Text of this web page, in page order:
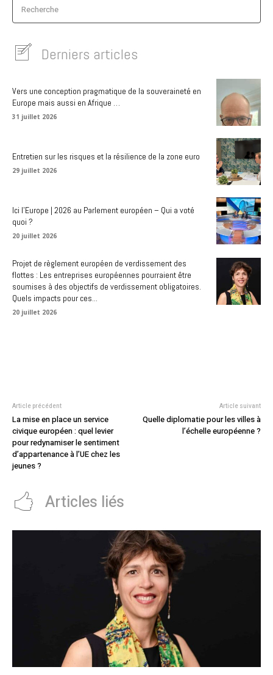
Recherche
Derniers articles
Vers une conception pragmatique de la souveraineté en
Europe mais aussi en Afrique …
31 juillet 2026
Entretien sur les risques et la résilience de la zone euro
29 juillet 2026
Ici l’Europe | 2026 au Parlement européen – Qui a voté
quoi ?
20 juillet 2026
Projet de règlement européen de verdissement des
flottes : Les entreprises européennes pourraient être
soumises à des objectifs de verdissement obligatoires.
Quels impacts pour ces...
20 juillet 2026
Article précédent
La mise en place un service
civique européen : quel levier
pour redynamiser le sentiment
d’appartenance à l’UE chez les
jeunes ?
Article suivant
Quelle diplomatie pour les villes à
l’échelle européenne ?
Articles liés